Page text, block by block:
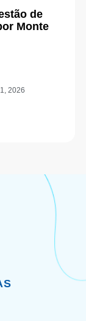
de
Monte
2026